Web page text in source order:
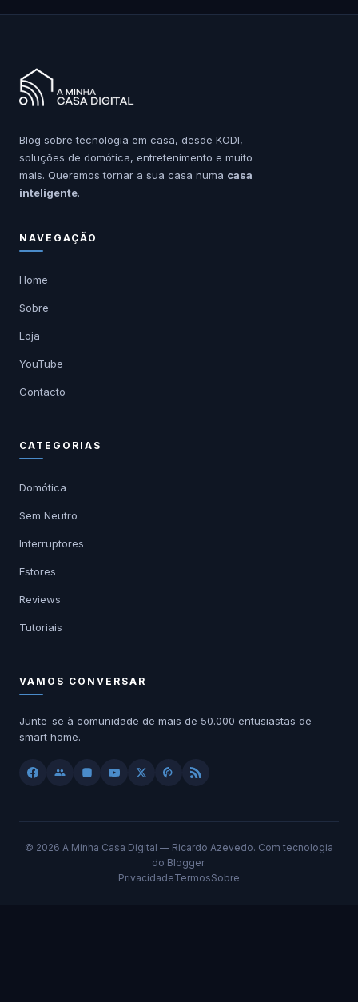
Blog sobre tecnologia em casa, desde KODI,
soluções de domótica, entretenimento e muito
mais. Queremos tornar a sua casa numa casa
inteligente.
NAVEGAÇÃO
Home
Sobre
Loja
YouTube
Contacto
CATEGORIAS
Domótica
Sem Neutro
Interruptores
Estores
Reviews
Tutoriais
VAMOS CONVERSAR
Junte-se à comunidade de mais de 50.000 entusiastas de
smart home.
© 2026 A Minha Casa Digital — Ricardo Azevedo. Com tecnologia
do Blogger.
PrivacidadeTermosSobre